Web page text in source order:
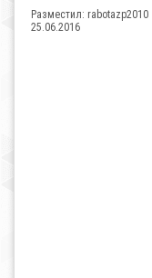
Разместил: rabotazp2010
25.06.2016